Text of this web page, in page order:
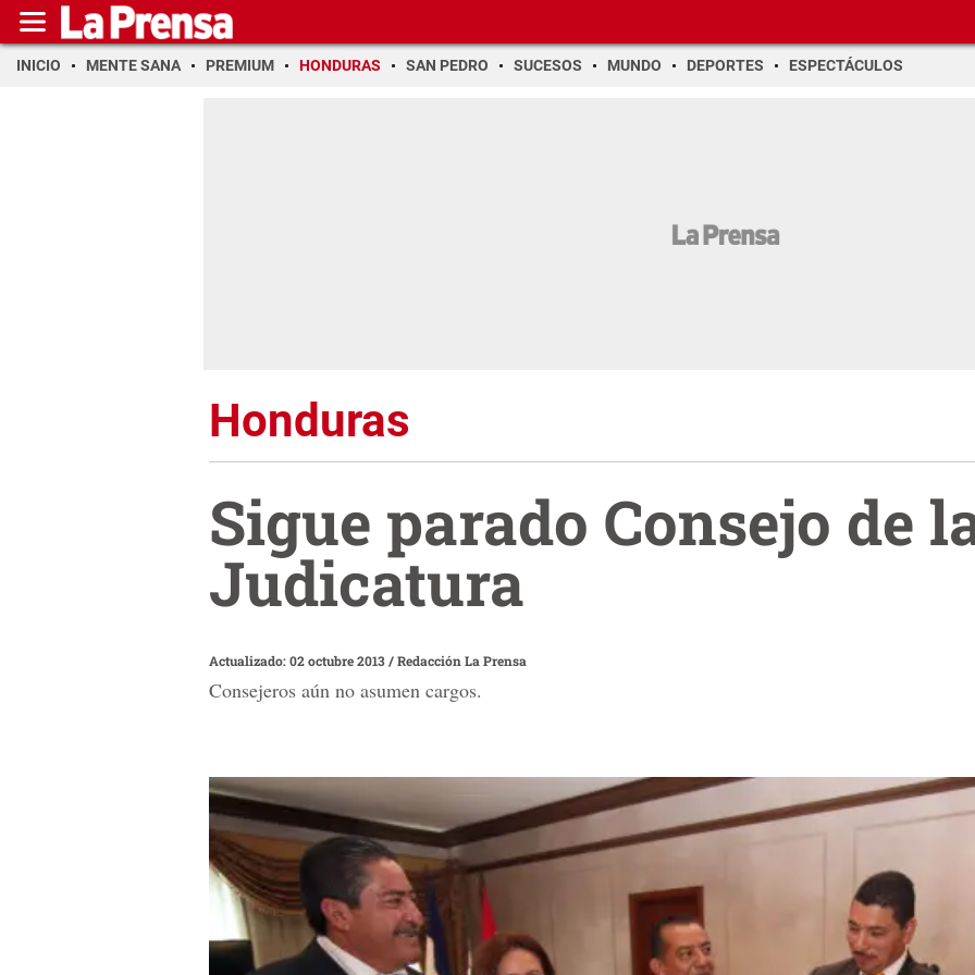
INICIO MENTE SANA PREMIUM HONDURAS SAN PEDRO SUCESOS MUNDO DEPORTES ESPECTÁCULOS
Honduras
Sigue parado Consejo de
Judicatura
Actualizado: 02 octubre 2013/Redacción La Prensa
Consejeros aún no asumen cargos.